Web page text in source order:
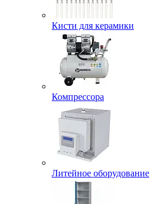
Кисти для керамики
Компрессора
Литейное оборудование